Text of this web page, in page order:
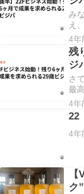
の
み
え
し
半
イ
⑴
め
4年
残
ジ
さ
最
う
し
に
ま
ら
4年
22
4年
ク